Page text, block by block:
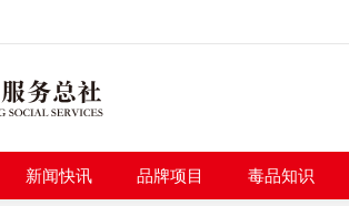
新闻快讯 品牌项目 毒品知识
机构介绍 新闻快讯 品牌项目